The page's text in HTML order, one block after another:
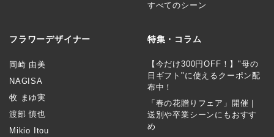
すべてのシーン
フラワーデザイナー
岡崎 由美
NAGISA
牧 まゆ実
渡部 慎也
Mikio Itou
特集・コラム
【今だけ300円OFF！】"母の
日ギフト"に使えるクーポン配
布中！
「春の花贈りフェア」開催｜
送別や卒業シーンにもおすす
め